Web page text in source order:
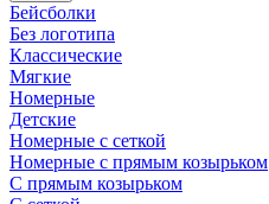
Бейсболки
Без логотипа
Классические
Мягкие
Номерные
Детские
Номерные с сеткой
Номерные с прямым козырьком
С прямым козырьком